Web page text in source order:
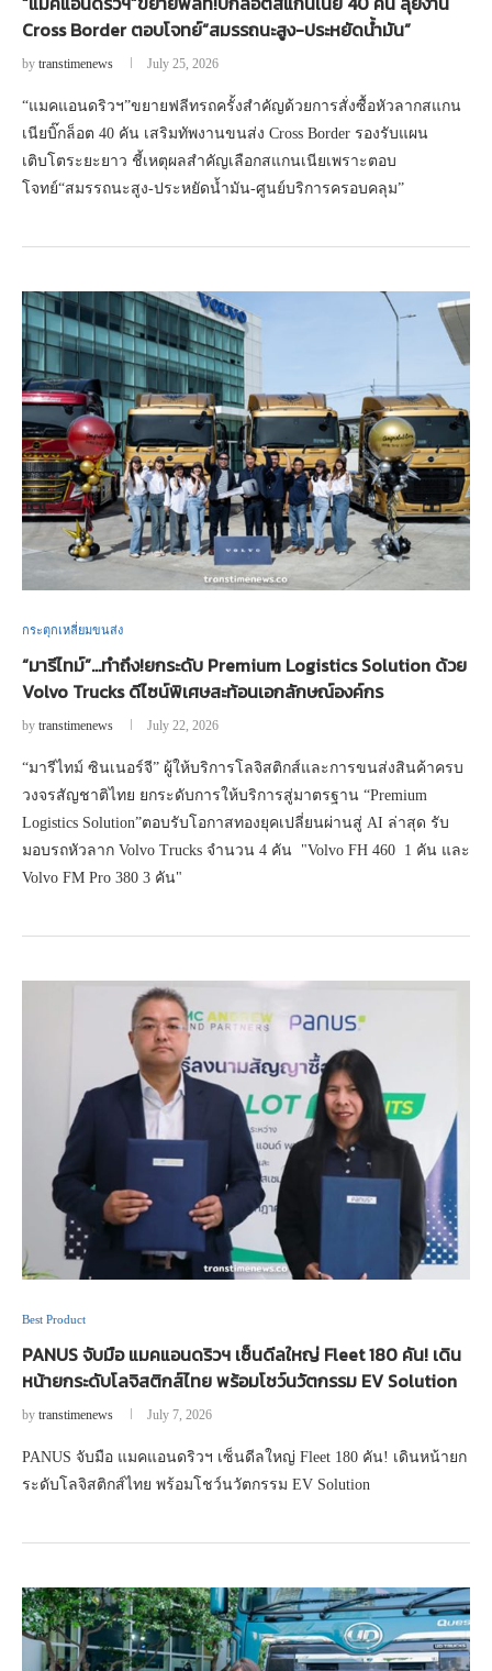
Cross Border ตอบโจทย์“สมรรถนะสูง-ประหยัดน้ำมัน”
by transtimenews July 25, 2026
“แมคแอนดริวฯ”ขยายฟลีทรถครั้งสำคัญด้วยการสั่งซื้อหัวลากสแกน
เนียบิ๊กล็อต 40 คัน เสริมทัพงานขนส่ง Cross Border รองรับแผน
เติบโตระยะยาว ชี้เหตุผลสำคัญเลือกสแกนเนียเพราะตอบ
โจทย์“สมรรถนะสูง-ประหยัดน้ำมัน-ศูนย์บริการครอบคลุม”
กระตุกเหลี่ยมขนส่ง
“มารีไทม์”…ทำถึง!ยกระดับ Premium Logistics Solution ด้วย
Volvo Trucks ดีไซน์พิเศษสะท้อนเอกลักษณ์องค์กร
by transtimenews July 22, 2026
“มารีไทม์ ซินเนอร์จี” ผู้ให้บริการโลจิสติกส์และการขนส่งสินค้าครบ
วงจรสัญชาติไทย ยกระดับการให้บริการสู่มาตรฐาน “Premium
Logistics Solution”ตอบรับโอกาสทองยุคเปลี่ยนผ่านสู่ AI ล่าสุด รับ
มอบรถหัวลาก Volvo Trucks จำนวน 4 คัน "Volvo FH 460 1 คัน และ
Volvo FM Pro 380 3 คัน"
Best Product
PANUS จับมือ แมคแอนดริวฯ เซ็นดีลใหญ่ Fleet 180 คัน! เดิน
หน้ายกระดับโลจิสติกส์ไทย พร้อมโชว์นวัตกรรม EV Solution
by transtimenews July 7, 2026
PANUS จับมือ แมคแอนดริวฯ เซ็นดีลใหญ่ Fleet 180 คัน! เดินหน้ายก
ระดับโลจิสติกส์ไทย พร้อมโชว์นวัตกรรม EV Solution